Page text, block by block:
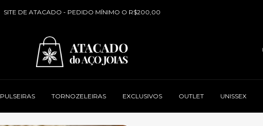
SITE DE ATACADO - PEDIDO MÍNIMO O R$200,00
PULSEIRAS TORNOZELEIRAS EXCLUSIVOS OUTLET UNISSEX